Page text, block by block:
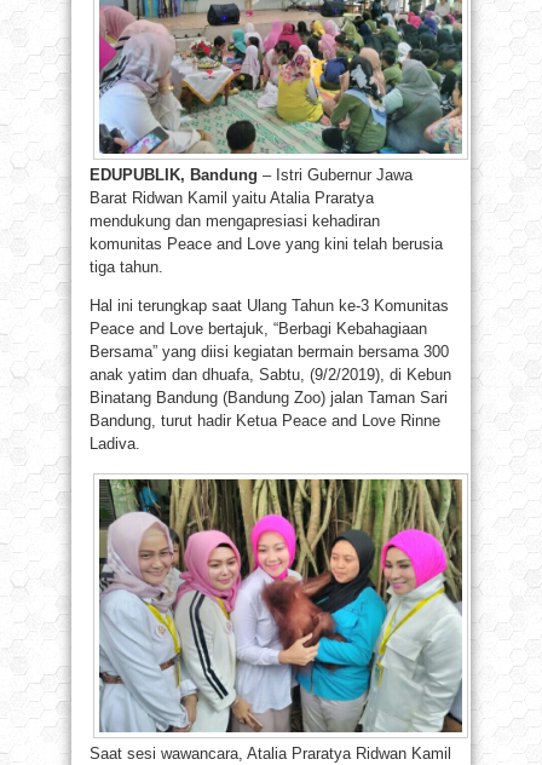
EDUPUBLIK, Bandung – Istri Gubernur Jawa
Barat Ridwan Kamil yaitu Atalia Praratya
mendukung dan mengapresiasi kehadiran
komunitas Peace and Love yang kini telah berusia
tiga tahun.
Hal ini terungkap saat Ulang Tahun ke-3 Komunitas
Peace and Love bertajuk, “Berbagi Kebahagiaan
Bersama” yang diisi kegiatan bermain bersama 300
anak yatim dan dhuafa, Sabtu, (9/2/2019), di Kebun
Binatang Bandung (Bandung Zoo) jalan Taman Sari
Bandung, turut hadir Ketua Peace and Love Rinne
Ladiva.
Saat sesi wawancara, Atalia Praratya Ridwan Kamil